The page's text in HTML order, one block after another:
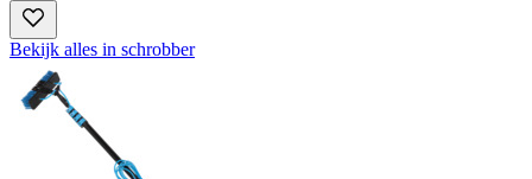
Bekijk alles in schrobber